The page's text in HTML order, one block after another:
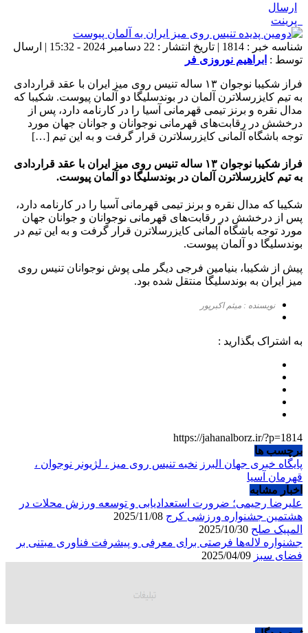
ارسال
پرینت
شناسه خبر : 1814 | تاریخ انتشار : 22 دسامبر 2024 - 15:32 | ارسال
توسط : ابراهیم نوروزی فر
فراز شکیبا نوجوان ۱۳ ساله تنیس روی میز ایران با عقد قراردادی
به تیم کایزرسلاترن آلمان در بوندسلیگا دو آلمان پیوست. شکیبا که
مدال نقره و برنز تیمی قهرمانی آسیا را در کارنامه دارد، پس از
درخشش در رقابت‌های قهرمانی نوجوانان و جوانان جهان مورد
توجه باشگاه آلمانی کایزرسلاترن قرار گرفت و به این تیم […]
فراز شکیبا نوجوان ۱۳ ساله تنیس روی میز ایران با عقد قراردادی
به تیم کایزرسلاترن آلمان در بوندسلیگا دو آلمان پیوست.
شکیبا که مدال نقره و برنز تیمی قهرمانی آسیا را در کارنامه دارد،
پس از درخشش در رقابت‌های قهرمانی نوجوانان و جوانان جهان
مورد توجه باشگاه آلمانی کایزرسلاترن قرار گرفت و به این تیم در
بوندسلیگا دو آلمان پیوست.
پیش از شکیبا، بنیامین فرجی دیگر ملی پوش نوجوانان تنیس روی
میز ایران به بوندسلیگا منتقل شده بود.
نویسنده : میثم اکبرپور
به اشتراک بگذارید :
https://jahanalborz.ir/?p=1814
برچسب ها
پایگاه خبری جهان البرز نخبه تنیس روی میز ، لژیونر نوجوان ،
قهرمان آسیا
اخبار مشابه
علیرضا رحیمی؛ ضرورت استعدادیابی و توسعه ورزش محلات در
هشتمین جشنواره ورزشی کرج
المپیک صلح
جشنواره لاله‌ها فرصتی برای معرفی و پیشرفت فناوری مبتنی بر
فضای سبز